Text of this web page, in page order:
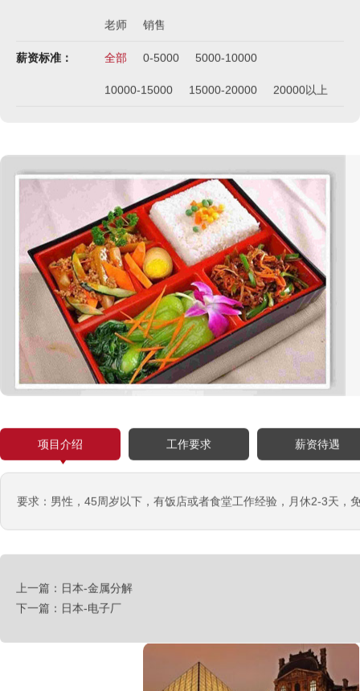
老师 销售
薪资标准： 全部 0-5000 5000-10000
10000-15000 15000-20000 20000以上
项目介绍 工作要求 薪资待遇
要求：男性，45周岁以下，有饭店或者食堂工作经验，月休2-3天，
上一篇：日本-金属分解
下一篇：日本-电子厂
西班牙肉食品加工厂
￥1800-2200欧元/月
荷兰-铁板烧厨师
新西兰-按摩师
荷兰-中餐厨师
新加坡-火锅店店长
￥3300-3666新（人民币1800-
20000）